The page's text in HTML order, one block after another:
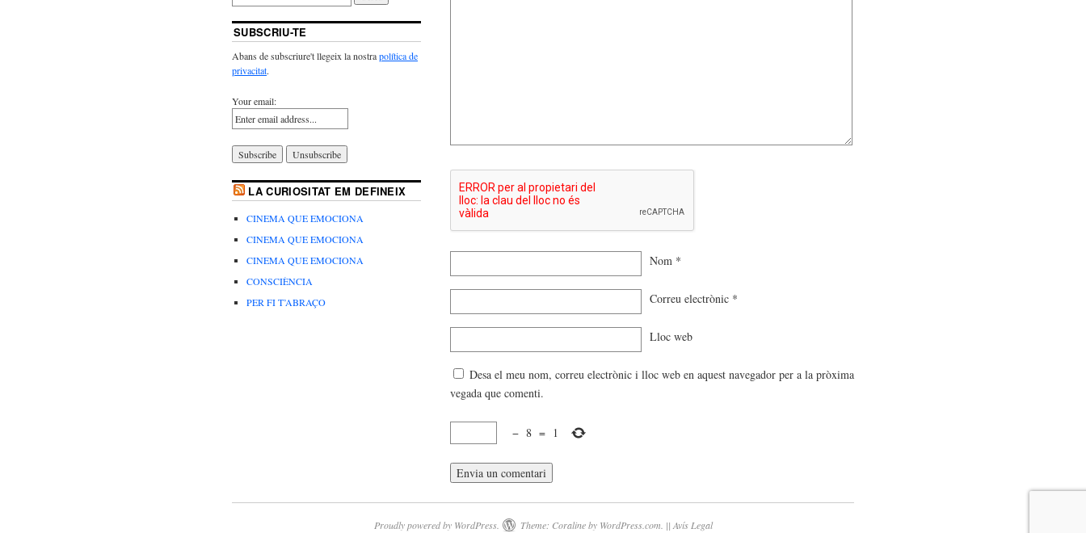
Nom *
Correu electrònic *
Lloc web
Desa el meu nom, correu electrònic i lloc web en aquest navegador per a la pròxima
vegada que comenti.
− 8 = 1
SUBSCRIU-TE
Abans de subscriure't llegeix la nostrapolítica de
privacitat.
Your email:
LA CURIOSITAT EM DEFINEIX
CINEMA QUE EMOCIONA
CINEMA QUE EMOCIONA
CINEMA QUE EMOCIONA
CONSCIÈNCIA
PER FI T’ABRAÇO
Proudly powered by WordPress. Theme: Coraline by WordPress.com. ||Avís Legal